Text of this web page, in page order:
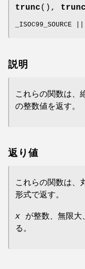
trunc(),
_ISOC99_SOURCE
説明
これらの関数は、
の整数値を返す。
返り値
これらの関数は、
形式で返す。
x が整数、無限大
る。